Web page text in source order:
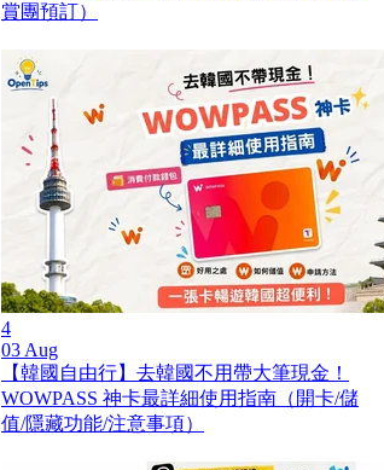
賞團預訂）
4
03 Aug
【韓國自由行】去韓國不用帶大筆現金！
WOWPASS 神卡最詳細使用指南（開卡/儲
值/隱藏功能/注意事項）